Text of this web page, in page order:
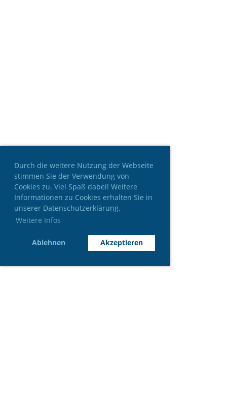
Durch die weitere Nutzung der Webseite
stimmen Sie der Verwendung von
Cookies zu. Viel Spaß dabei! Weitere
Informationen zu Cookies erhalten Sie in
unserer Datenschutzerklärung.
Weitere Infos
Ablehnen Akzeptieren